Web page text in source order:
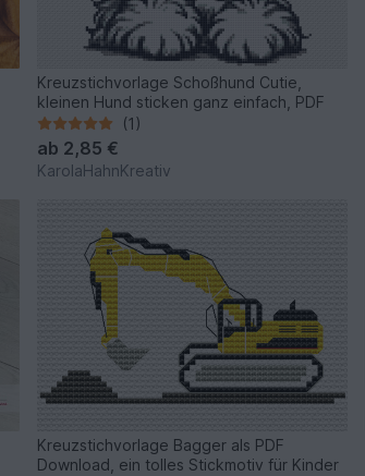
Kreuzstichvorlage Schoßhund Cutie,
kleinen Hund sticken ganz einfach, PDF
(1)
ab 2,85 €
KarolaHahnKreativ
Kreuzstichvorlage Bagger als PDF
Download, ein tolles Stickmotiv für Kinder